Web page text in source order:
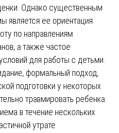
Однако существенным
является ее ориентация
по направлениям
а также частое
для работы с детьми.
формальный подход,
подготовки у некоторых
травмировать ребенка.
в течение нескольких
утрате